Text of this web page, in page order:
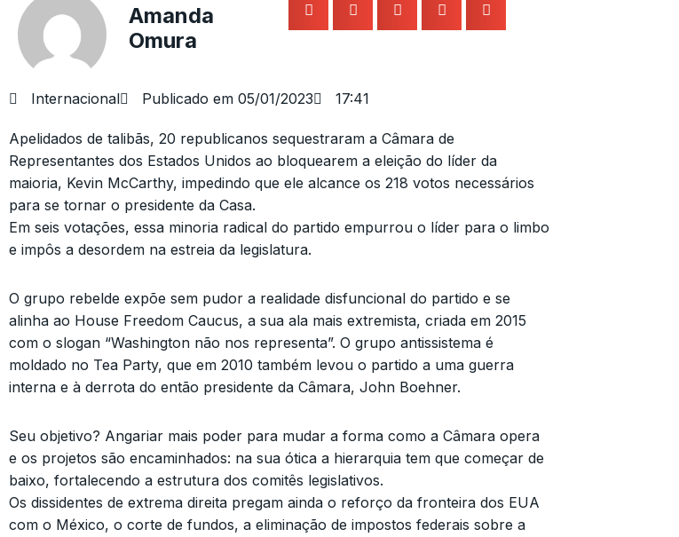
Amanda
Omura
Internacional Publicado em 05/01/2023 17:41
Apelidados de talibãs, 20 republicanos sequestraram a Câmara de
Representantes dos Estados Unidos ao bloquearem a eleição do líder da
maioria, Kevin McCarthy, impedindo que ele alcance os 218 votos necessários
para se tornar o presidente da Casa.
Em seis votações, essa minoria radical do partido empurrou o líder para o limbo
e impôs a desordem na estreia da legislatura.
O grupo rebelde expõe sem pudor a realidade disfuncional do partido e se
alinha ao House Freedom Caucus, a sua ala mais extremista, criada em 2015
com o slogan “Washington não nos representa”. O grupo antissistema é
moldado no Tea Party, que em 2010 também levou o partido a uma guerra
interna e à derrota do então presidente da Câmara, John Boehner.
Seu objetivo? Angariar mais poder para mudar a forma como a Câmara opera
e os projetos são encaminhados: na sua ótica a hierarquia tem que começar de
baixo, fortalecendo a estrutura dos comitês legislativos.
Os dissidentes de extrema direita pregam ainda o reforço da fronteira dos EUA
com o México, o corte de fundos, a eliminação de impostos federais sobre a